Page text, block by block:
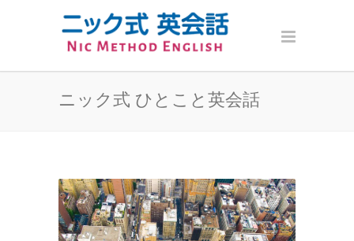
ニック式 ひとこと英会話